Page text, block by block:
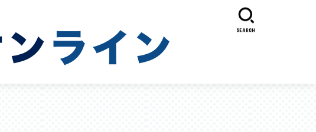
SEARCH